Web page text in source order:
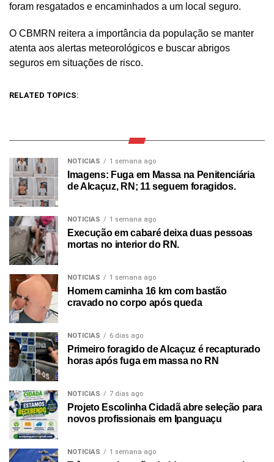
foram resgatados e encaminhados a um local seguro.
O CBMRN reitera a importância da população se manter
atenta aos alertas meteorológicos e buscar abrigos
seguros em situações de risco.
RELATED TOPICS:
NOTICIAS 1 semana ago
Imagens: Fuga em Massa na Penitenciária
de Alcaçuz, RN; 11 seguem foragidos.
NOTICIAS 1 semana ago
Execução em cabaré deixa duas pessoas
mortas no interior do RN.
NOTICIAS 1 semana ago
Homem caminha 16 km com bastão
cravado no corpo após queda
NOTICIAS 6 dias ago
Primeiro foragido de Alcaçuz é recapturado
horas após fuga em massa no RN
NOTICIAS 7 dias ago
Projeto Escolinha Cidadã abre seleção para
novos profissionais em Ipanguaçu
NOTICIAS 1 semana ago